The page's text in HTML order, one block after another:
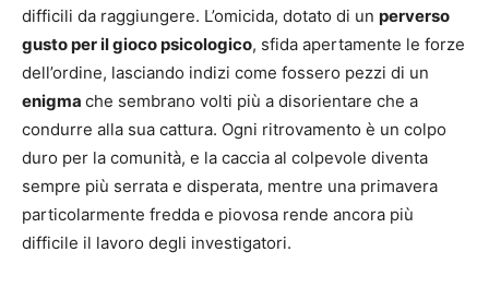
difficili da raggiungere. L’omicida, dotato di un perverso
gusto per il gioco psicologico, sfida apertamente le forze
dell’ordine, lasciando indizi come fossero pezzi di un
enigma che sembrano volti più a disorientare che a
condurre alla sua cattura. Ogni ritrovamento è un colpo
duro per la comunità, e la caccia al colpevole diventa
sempre più serrata e disperata, mentre una primavera
particolarmente fredda e piovosa rende ancora più
difficile il lavoro degli investigatori.